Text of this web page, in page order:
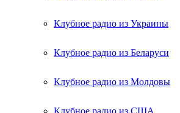
Клубное радио из Украины
Клубное радио из Беларуси
Клубное радио из Молдовы
Клубное радио из США